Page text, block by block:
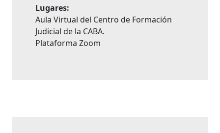
Lugares:
Aula Virtual del Centro de Formación
Judicial de la CABA.
Plataforma Zoom